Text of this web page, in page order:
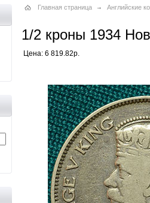
Главная страница Английские
1/2 кроны 1934
Цена: 6 819.82р.